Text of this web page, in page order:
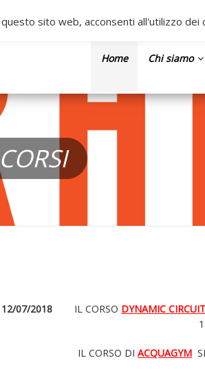
Home Chi siamo
07/2018 IL CORSO DYNAMIC CIRCUIT
CORSO DIACQUAGYM
sito web, acconsenti all'utilizzo dei